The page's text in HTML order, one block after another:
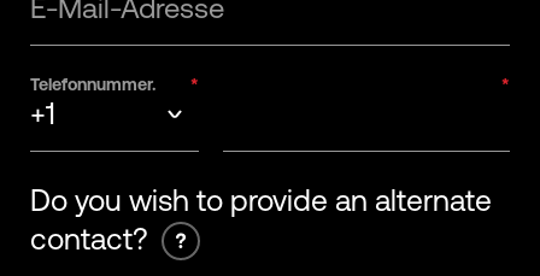
E-Mail-Adresse
Telefonnummer.
+1
+93
+355
Do you wish to provide an alternate
contact?